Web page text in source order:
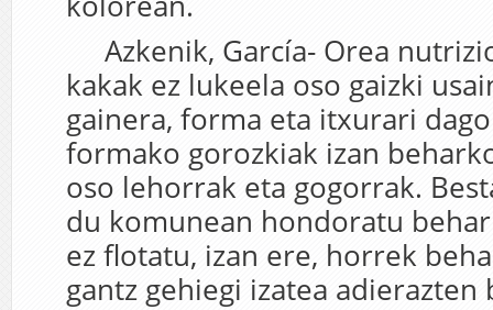
Azkenik, García- Orea
kakak ez lukeela oso gaizki
gainera, forma eta itxurari
formako gorozkiak izan
oso lehorrak eta gogorrak.
du komunean hondoratu
ez flotatu, izan ere, horrek
gantz gehiegi izatea